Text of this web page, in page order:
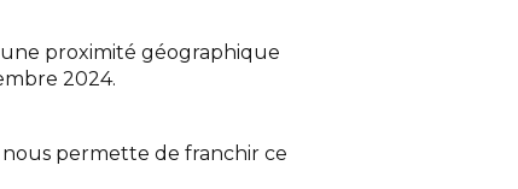
proximité géographique
2024.
permette de franchir ce